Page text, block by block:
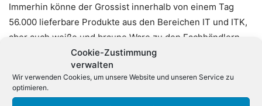
Cookie-Zustimmung
verwalten
Wir verwenden Cookies, um unsere Website und unseren Service zu
optimieren.
Immerhin könne der Grossist innerhalb von einem Tag
56.000 lieferbare Produkte aus den Bereichen IT und ITK,
aber auch weiße und braune Ware zu den Fachhändlern
bringen. „Unsere Leistungen orientieren sich an den
speziellen Anforderungen des Mittelstandes und des
Fachhandels, der ihn betreut. Managed Print Services
(MPS) werden hier für uns ein wichtiges Thema sein und